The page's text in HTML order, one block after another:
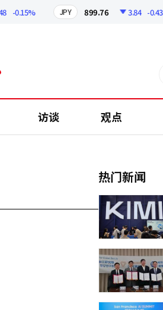
-0.15% JPY 899.76 3.84 -0.43%
访谈 观点
热门新闻